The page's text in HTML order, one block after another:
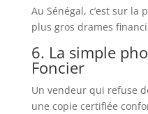
Au Sénégal, c’est sur la
plus gros drames
6. La simple
Foncier
Un vendeur qui refuse
une copie certifiée